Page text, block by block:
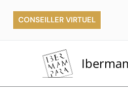
CONSEILLER VIRTUEL